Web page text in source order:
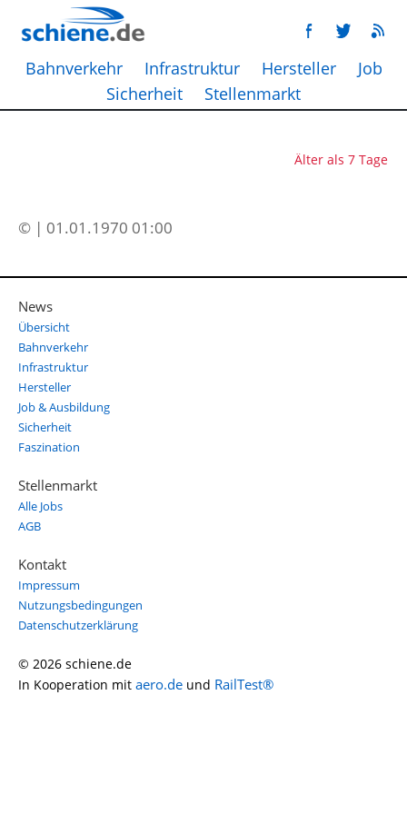
Bahnverkehr Infrastruktur Hersteller
Job
Sicherheit
Stellenmarkt
Älter als 7 Tage
© | 01.01.1970 01:00
News
Übersicht
Bahnverkehr
Infrastruktur
Hersteller
Job & Ausbildung
Sicherheit
Faszination
Stellenmarkt
Alle Jobs
AGB
Kontakt
Impressum
Nutzungsbedingungen
Datenschutzerklärung
© 2026 schiene.de
In Kooperation mit aero.de und RailTest®